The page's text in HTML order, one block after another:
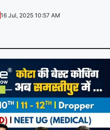
16 Jul, 2025 10:57 AM